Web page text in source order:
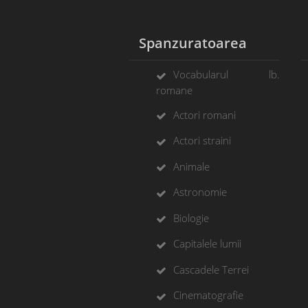
Spanzuratoarea
Vocabularul lb.
romane
Actori romani
Actori straini
Animale
Astronomie
Biologie
Capitalele lumii
Cascadele Terrei
Cinematografie